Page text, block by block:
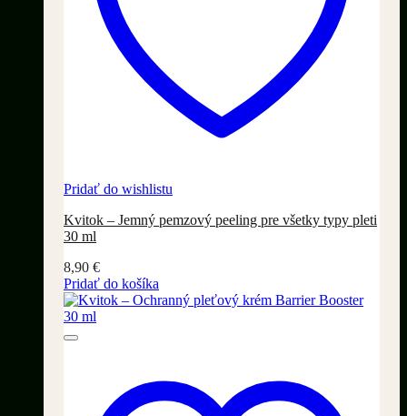
Pridať do wishlistu
Kvitok – Jemný pemzový peeling pre všetky typy pleti
30 ml
8,90 €
Pridať do košíka